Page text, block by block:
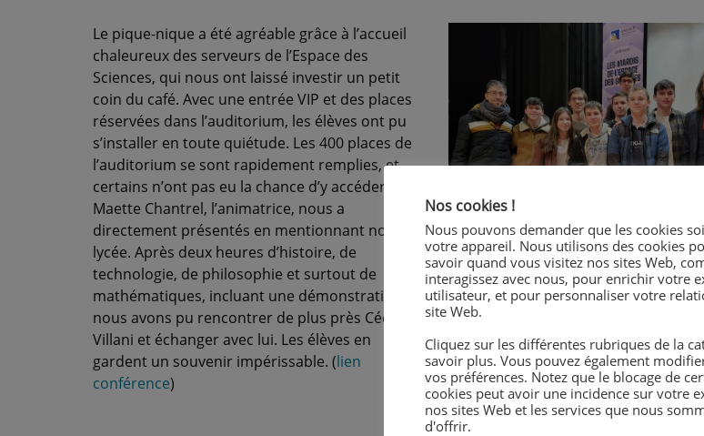
Le pique-nique a été agréable grâce à l’accueil
chaleureux des serveurs de l’Espace des
Sciences, qui nous ont laissé investir un petit
coin du café. Avec une entrée VIP et des places
réservées dans l’auditorium, les élèves ont pu
s’installer en toute quiétude. Les 400 places de
l’auditorium se sont rapidement remplies, et
certains n’ont pas eu la chance d’y accéder.
Maette Chantrel, l’animatrice, nous a
directement présentés en mentionnant notre
lycée. Après deux heures d’histoire, de
technologie, de philosophie et surtout de
mathématiques, incluant une démonstration,
nous avons pu rencontrer de plus près Cédric
Villani et échanger avec lui. Les élèves en
gardent un souvenir impérissable. (lien
conférence)
Nos cookies !
Nous pouvons demander que les cookies
votre appareil. Nous utilisons des cookies
savoir quand vous visitez nos sites Web,
interagissez avec nous, pour enrichir votre
utilisateur, et pour personnaliser votre
site Web.
Cliquez sur les différentes rubriques de la
savoir plus. Vous pouvez également
vos préférences. Notez que le blocage de
cookies peut avoir une incidence sur votre
nos sites Web et les services que nous
d'offrir.